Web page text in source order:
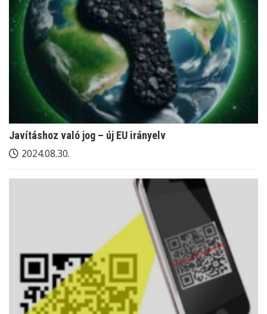
Javításhoz való jog – új EU irányelv
2024.08.30.